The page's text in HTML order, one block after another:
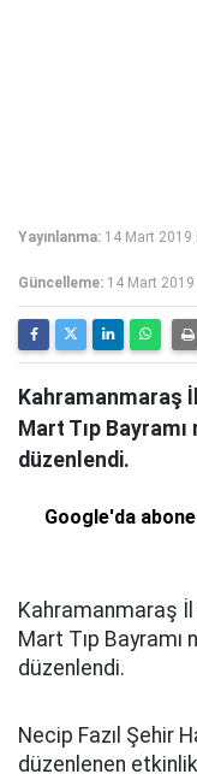
Yayınlanma: 14 Mart 2019
Güncelleme: 14 Mart 2019
Kahramanmaraş
Mart Tıp
düzenlendi.
Google'da
Kahramanmaraş
Mart Tıp
düzenlendi.
Necip Fazıl Şehir
düzenlenen